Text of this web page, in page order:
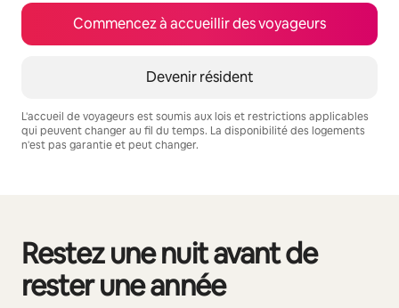
Commencez à accueillir des voyageurs
Devenir résident
L'accueil de voyageurs est soumis aux lois et restrictions applicables
qui peuvent changer au fil du temps. La disponibilité des logements
n'est pas garantie et peut changer.
Restez une nuit avant de
rester une année
0 article sur 0 est affiché.